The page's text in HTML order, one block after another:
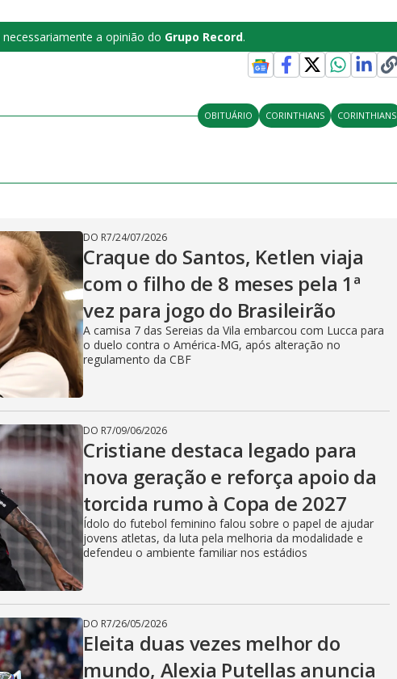
necessariamente a opinião do Grupo Record.
OBITUÁRIO CORINTHIANS CORINTHIANS
DO R7/24/07/2026
Craque do Santos, Ketlen viaja
com o filho de 8 meses pela 1ª
vez para jogo do Brasileirão
A camisa 7 das Sereias da Vila embarcou com Lucca para
o duelo contra o América-MG, após alteração no
regulamento da CBF
DO R7/09/06/2026
Cristiane destaca legado para
nova geração e reforça apoio da
torcida rumo à Copa de 2027
Ídolo do futebol feminino falou sobre o papel de ajudar
jovens atletas, da luta pela melhoria da modalidade e
defendeu o ambiente familiar nos estádios
DO R7/26/05/2026
Eleita duas vezes melhor do
mundo, Alexia Putellas anuncia